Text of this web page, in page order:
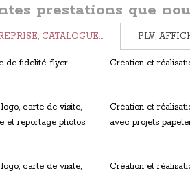
prestations que
CATALOGUE… PLV,
de fidelité, flyer. Création et
carte de visite,
et reportage photos.
Création et
avec projets
carte de visite,
Création et